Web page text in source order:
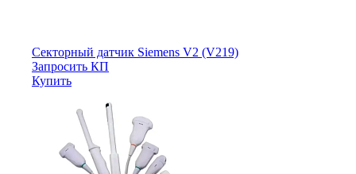
Секторный датчик Siemens V2 (V219)
Запросить КП
Купить